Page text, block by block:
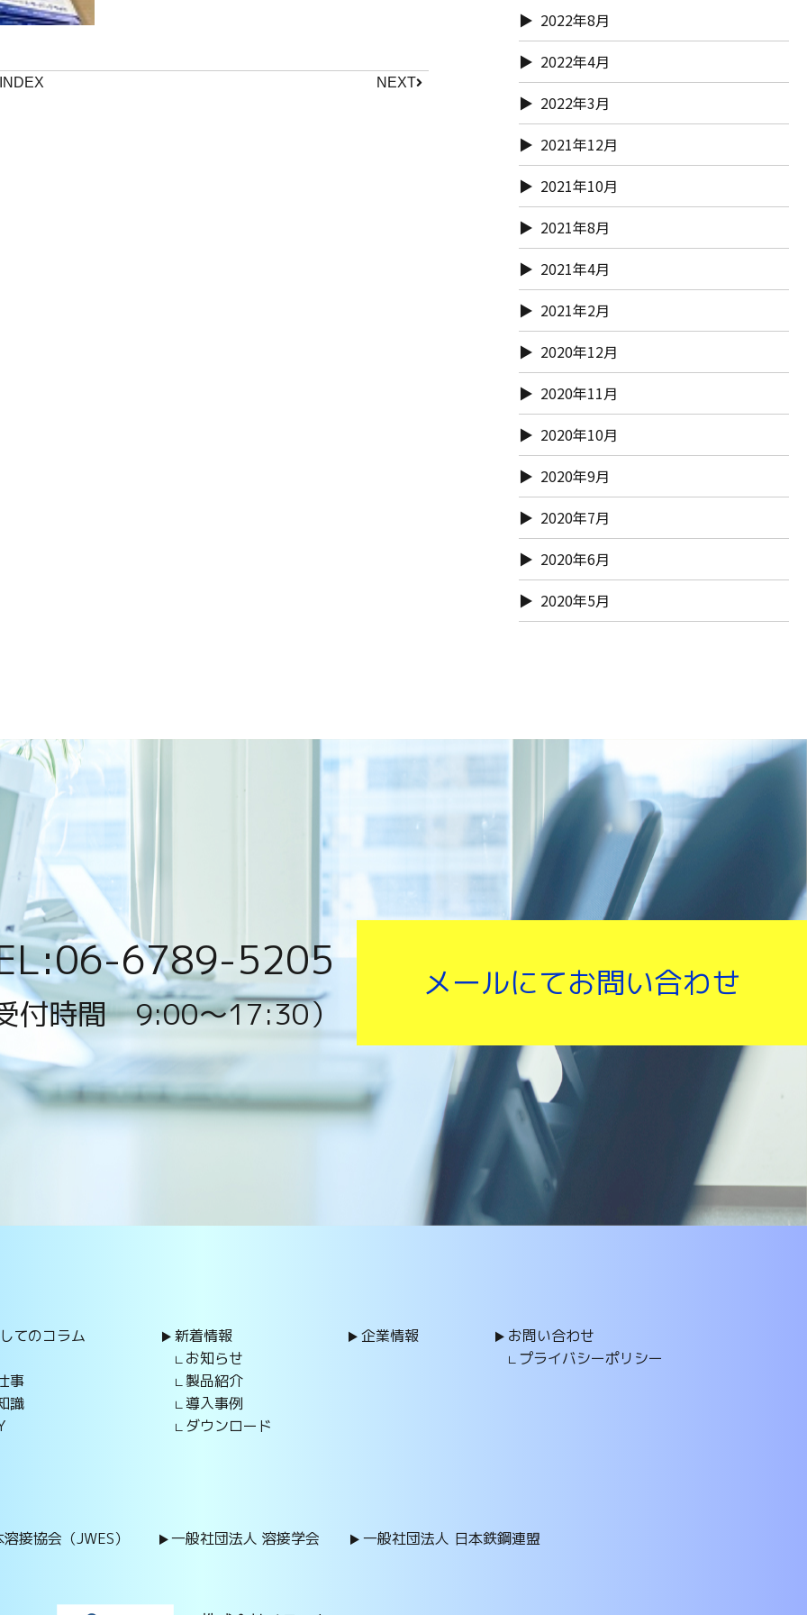
NEXT
2022年8月
2022年4月
2022年3月
2021年12月
2021年10月
2021年8月
2021年4月
2021年2月
2020年12月
2020年11月
2020年10月
2020年9月
2020年7月
2020年6月
2020年5月
6789-5205
付時間 9:00〜17:30）
メールにてお問い合わせ
てのコラム
事
識
新着情報
お知らせ
製品紹介
導入事例
ダウンロード
企業情報
お問い合わせ
プライバシーポリシー
接協会（JWES） 一般社団法人 溶接学会 一般社団法人 日本鉄鋼連盟